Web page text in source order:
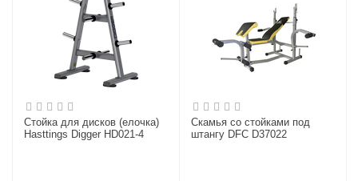
Стойка для дисков (елочка)
Hasttings Digger HD021-4
Скамья со стойками под
штангу DFC D37022